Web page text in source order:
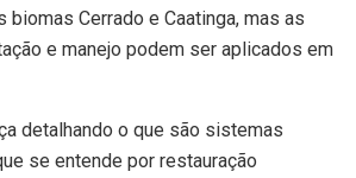
Cerrado e Caatinga, mas as
e manejo podem ser aplicados em
detalhando o que são sistemas
se entende por restauração